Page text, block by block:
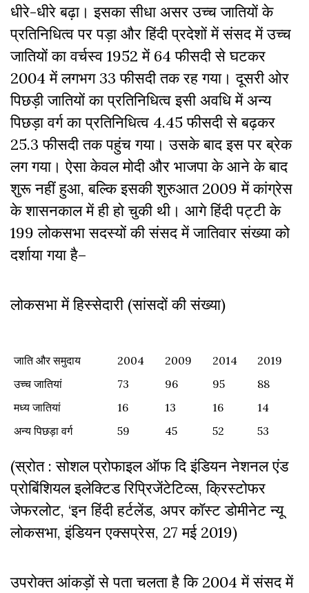
धीरे-धीरे बढ़ा। इसका सीधा असर उच्च जातियों के
प्रतिनिधित्व पर पड़ा और हिंदी प्रदेशों में संसद में उच्च
जातियों का वर्चस्व 1952 में 64 फीसदी से घटकर
2004 में लगभग 33 फीसदी तक रह गया। दूसरी ओर
पिछड़ी जातियों का प्रतिनिधित्व इसी अवधि में अन्य
पिछड़ा वर्ग का प्रतिनिधित्व 4.45 फीसदी से बढ़कर
25.3 फीसदी तक पहुंच गया। उसके बाद इस पर ब्रेक
लग गया। ऐसा केवल मोदी और भाजपा के आने के बाद
शुरू नहीं हुआ, बल्कि इसकी शुरुआत 2009 में कांग्रेस
के शासनकाल में ही हो चुकी थी। आगे हिंदी पट्टी के
199 लोकसभा सदस्यों की संसद में जातिवार संख्या को
दर्शाया गया है–
लोकसभा में हिस्सेदारी (सांसदों की संख्या)
जाति और समुदाय 2004 2009 2014
2019
जाति और समुदाय
2004 2009 2014 2019
उच्च जातियां 73 96 95
88
मध्य जातियां
16 13 16
14
अन्य पिछड़ा वर्ग
59 45 52 53
(स्रोत : सोशल प्रोफाइल ऑफ दि इंडियन नेशनल एंड
प्रोबिंशियल इलेक्टिड रिप्रिजेंटेटिव्स, क्रिस्टोफर
जेफरलोट, ‘इन हिंदी हर्टलेंड, अपर कॉस्ट डोमीनेट न्यू
लोकसभा, इंडियन एक्सप्रेस, 27 मई 2019)
उपरोक्त आंकड़ों से पता चलता है कि 2004 में संसद में